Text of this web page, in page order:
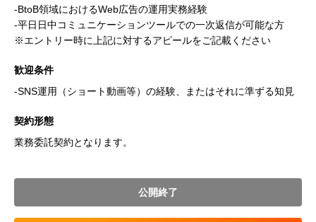
-BtoB領域におけるWeb広告の運用実務経験
-平日日中コミュニケーションツールでの一次返信が可能な方
※エントリー時に上記に対するアピールをご記載ください
歓迎条件
-SNS運用（ショート動画等）の経験、またはそれに準ずる知見
契約形態
業務委託契約となります。
公開終了